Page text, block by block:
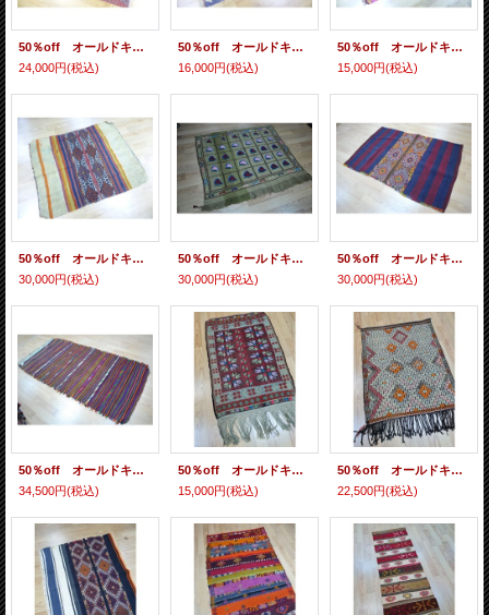
50％off オールドキリム 色もデザインも特徴的なエシメ集落の伝統の織物 125×97cm
24,000円(税込)
50％off オールドキリム カイセリ産のパステル 星とお守りモチーフ 130×90cm
16,000円(税込)
50％off オールドキリム 多色で明るい色遣いのジジム 160×85cm
15,000円(税込)
50％off オールドキリム コルクテリの遊牧民のチュワルを開いた織物 草木染め モチーフ部分はスマック 120×97cm
30,000円(税込)
50％off オールドキリム 西洋梨のモチーフのカラプナールジジム タペストリーにも最適 125x105cm
30,000円(税込)
50％off オールドキリム チュワルを開いた織物 モチーフ部分はスマックです 153×98cm
30,000円(税込)
50％off オールドキリム シンプルなストライプ柄に色とりどりの房付き 217×107cm
34,500円(税込)
50％off オールドキリム お花モチーフのジリ織り 123×84cm
15,000円(税込)
50％off オールドキリム 全面ジジムの遊牧民の織物 120×95cm
22,500円(税込)